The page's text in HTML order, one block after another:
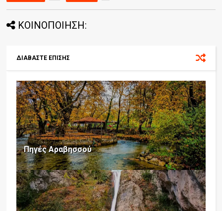
ΚΟΙΝΟΠΟΙΗΣΗ:
ΔΙΑΒΑΣΤΕ ΕΠΙΣΗΣ
Πηγές Αραβησσού